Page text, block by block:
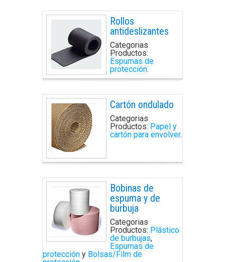
Rollos
antideslizantes
Categorias
Productos:
Espumas de
protección.
Cartón ondulado
Categorias
Productos: Papel y
cartón para envolver.
Bobinas de
espuma y de
burbuja
Categorias
Productos: Plástico
de burbujas,
Espumas de
protección y Bolsas/Film de